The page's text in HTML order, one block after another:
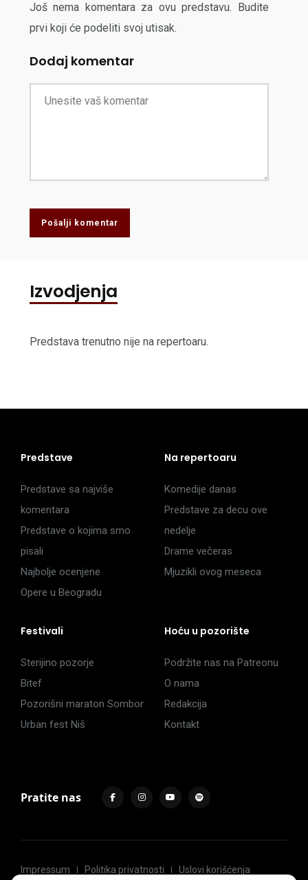
Još nema komentara za ovu predstavu. Budite
prvi koji će podeliti svoj utisak.
Dodaj komentar
Pošalji komentar
Izvodjenja
Predstava trenutno nije na repertoaru.
Predstave
Predstave sa najviše
komentara
Predstave o kojima smo
pisali
Najbolje ocenjene
Opere u Beogradu
Na repertoaru
Komedije danas
Predstave za decu ove
nedelje
Drame večeras
Mjuzikli ovog meseca
Festivali
Sterijino pozorje
Bitef
Pozorišni maraton Sombor
Urban fest Niš
Hoću u pozorište
Podržite nas na Patreonu
O nama
Redakcija
Kontakt
Pratite nas
Impressum Politika privatnosti Uslovi korišćenja